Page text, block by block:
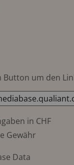
Button um den
in CHF
Gewähr
Data